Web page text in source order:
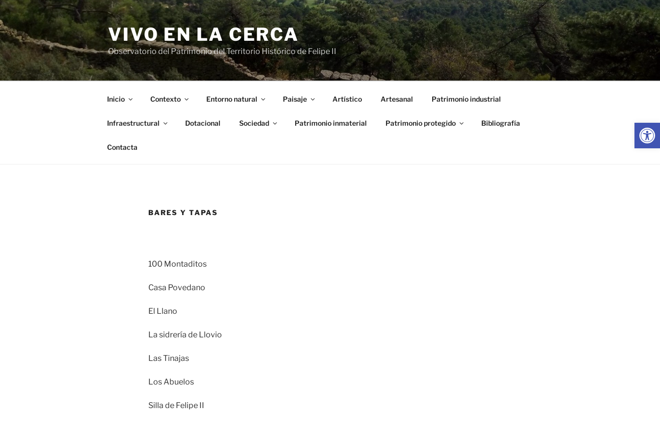
Abrir
Saltar
al
contenido
VIVO EN LA CERCA
Observatorio del Patrimonio del Territorio Histórico de Felipe II
Inicio Contexto Entorno natural Paisaje Artístico Artesanal Patrimonio industrial
Infraestructural Dotacional Sociedad Patrimonio inmaterial Patrimonio protegido Bibliografía
Contacta
BARES Y TAPAS
100 Montaditos
Casa Povedano
El Llano
La sidrería de Llovio
Las Tinajas
Los Abuelos
Silla de Felipe II